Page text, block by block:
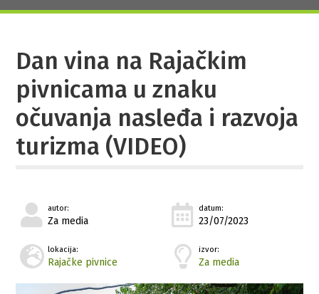
Dan vina na Rajačkim
pivnicama u znaku
očuvanja nasleđa i razvoja
turizma (VIDEO)
autor:
Za media
datum:
23/07/2023
lokacija:
Rajačke pivnice
izvor:
Za media